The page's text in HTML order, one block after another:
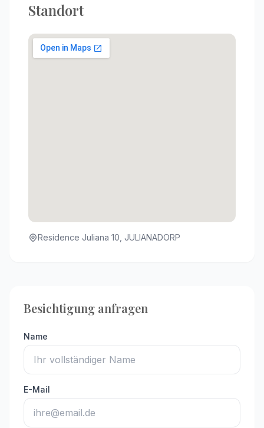
Standort
Residence Juliana 10, JULIANADORP
Besichtigung anfragen
Name
E-Mail